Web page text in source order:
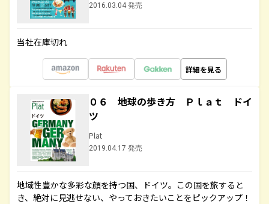
2016.03.04 発売
当社在庫切れ
詳細を見る
０６ 地球の歩き方 Ｐｌａｔ ドイ
ツ
Plat
2019.04.17 発売
地域性豊かな多彩な顔を持つ国、ドイツ。この国を旅すると
き、絶対に見逃せない、やっておきたいことをピックアップ！